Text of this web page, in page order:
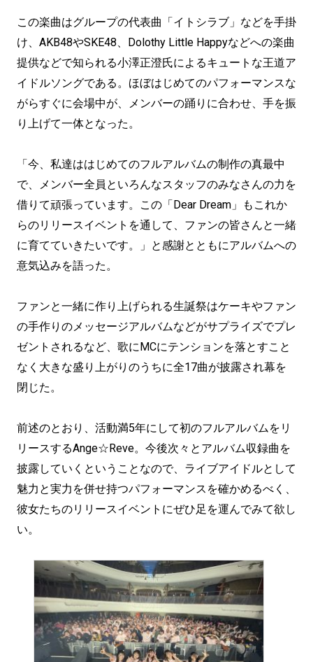
この楽曲はグループの代表曲「イトシラブ」などを手掛
け、AKB48やSKE48、Dolothy Little Happyなどへの楽曲
提供などで知られる小澤正澄氏によるキュートな王道ア
イドルソングである。ほぼはじめてのパフォーマンスな
がらすぐに会場中が、メンバーの踊りに合わせ、手を振
り上げて一体となった。
「今、私達ははじめてのフルアルバムの制作の真最中
で、メンバー全員といろんなスタッフのみなさんの力を
借りて頑張っています。この「Dear Dream」もこれか
らのリリースイベントを通して、ファンの皆さんと一緒
に育てていきたいです。」と感謝とともにアルバムへの
意気込みを語った。
ファンと一緒に作り上げられる生誕祭はケーキやファン
の手作りのメッセージアルバムなどがサプライズでプレ
ゼントされるなど、歌にMCにテンションを落とすこと
なく大きな盛り上がりのうちに全17曲が披露され幕を
閉じた。
前述のとおり、活動満5年にして初のフルアルバムをリ
リースするAnge☆Reve。今後次々とアルバム収録曲を
披露していくということなので、ライブアイドルとして
魅力と実力を併せ持つパフォーマンスを確かめるべく、
彼女たちのリリースイベントにぜひ足を運んでみて欲し
い。